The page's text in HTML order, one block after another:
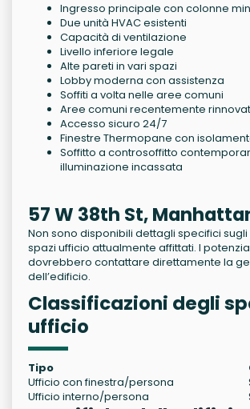
Ingresso principale con colonne
Due unità HVAC esistenti
Capacità di ventilazione
Livello inferiore legale
Alte pareti in vari spazi
Lobby moderna con assistenza
Soffiti a volta nelle aree comuni
Aree comuni recentemente
Accesso sicuro 24/7
Finestre Thermopane con
Soffitto a controsoffitto
illuminazione incassata
57 W 38th St,
Non sono disponibili dettagli specifici sugli
spazi ufficio attualmente affittati. I
dovrebbero contattare direttamente la
dell’edificio.
Classificazioni degli
ufficio
Tipo
Ufficio con finestra/persona
Ufficio interno/persona